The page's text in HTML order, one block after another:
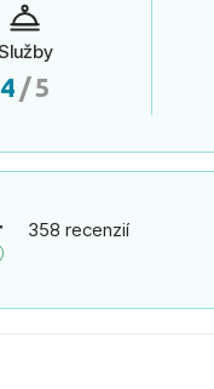
4 / 5
358 recenzií